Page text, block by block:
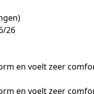
26
en voelt zeer
en voelt zeer